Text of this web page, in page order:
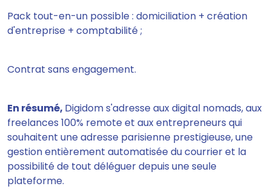
Pack tout-en-un possible : domiciliation + création
d'entreprise + comptabilité ;
Contrat sans engagement.
En résumé, Digidom s'adresse aux digital nomads, aux
freelances 100% remote et aux entrepreneurs qui
souhaitent une adresse parisienne prestigieuse, une
gestion entièrement automatisée du courrier et la
possibilité de tout déléguer depuis une seule
plateforme.